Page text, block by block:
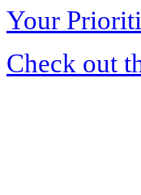
Your
Check out